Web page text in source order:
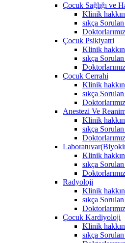
Çocuk Sağlığı ve
Klinik
sıkça
Doktorlarımız
Çocuk Psikiyatri
Klinik
sıkça
Doktorlarımız
Çocuk Cerrahi
Klinik
sıkça
Doktorlarımız
Anestezi Ve
Klinik
sıkça
Doktorlarımız
Klinik
sıkça
Doktorlarımız
Radyoloji
Klinik
sıkça
Doktorlarımız
Çocuk Kardiyoloji
Klinik
sıkça